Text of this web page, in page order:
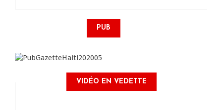
PUB
VIDÉO EN VEDETTE